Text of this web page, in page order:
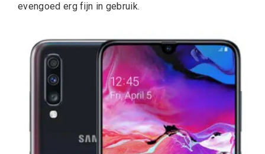
evengoed erg fijn in gebruik.